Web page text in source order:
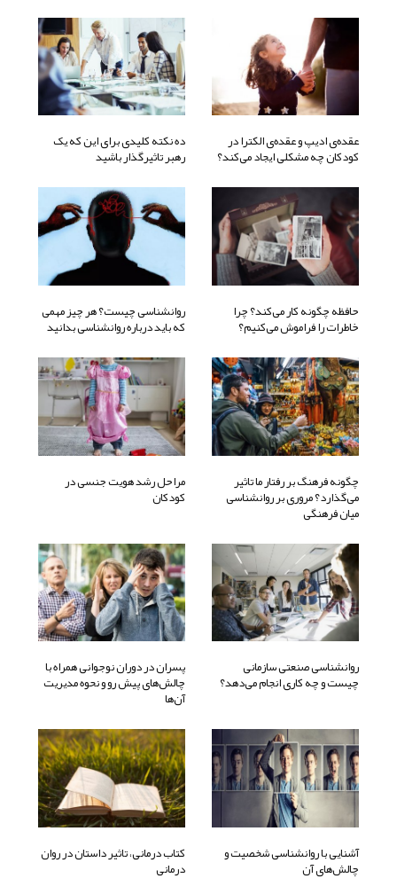
عقده‌ی ادیپ و عقده‌ی الکترا در
کودکان چه مشکلی ایجاد می‌کند؟
ده نکته کلیدی برای این که یک
رهبر تاثیرگذار باشید
حافظه چگونه کار می‌کند؟ چرا
خاطرات را فراموش می‌کنیم؟
روانشناسی چیست؟ هر چیز مهمی
که باید درباره روانشناسی بدانید
چگونه فرهنگ بر رفتار ما تاثیر
می‌گذارد؟ مروری بر روانشناسی
میان فرهنگی
مراحل رشد هویت جنسی در
کودکان
روانشناسی صنعتی سازمانی
چیست و چه کاری انجام می‌دهد؟
پسران در دوران نوجوانی همراه با
چالش‌های پیش رو و نحوه مدیریت
آن‌ها
آشنایی با روانشناسی شخصیت و
چالش‌های آن
کتاب درمانی، تاثیر داستان در روان
درمانی